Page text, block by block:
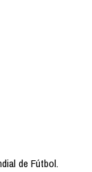
de Fútbol.